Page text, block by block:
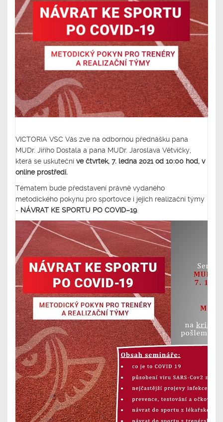
VICTORIA VSC Vás zve na odbornou přednášku pana
MUDr. Jiřího Dostala a pana MUDr. Jaroslava Větvičky,
která se uskuteční ve čtvrtek, 7. ledna 2021 od 10:00 hod, v
online prostředí.
Tématem bude představení právně vydaného
metodického pokynu pro sportovce i jejich realizační týmy
- NÁVRAT KE SPORTU PO COVID–19.